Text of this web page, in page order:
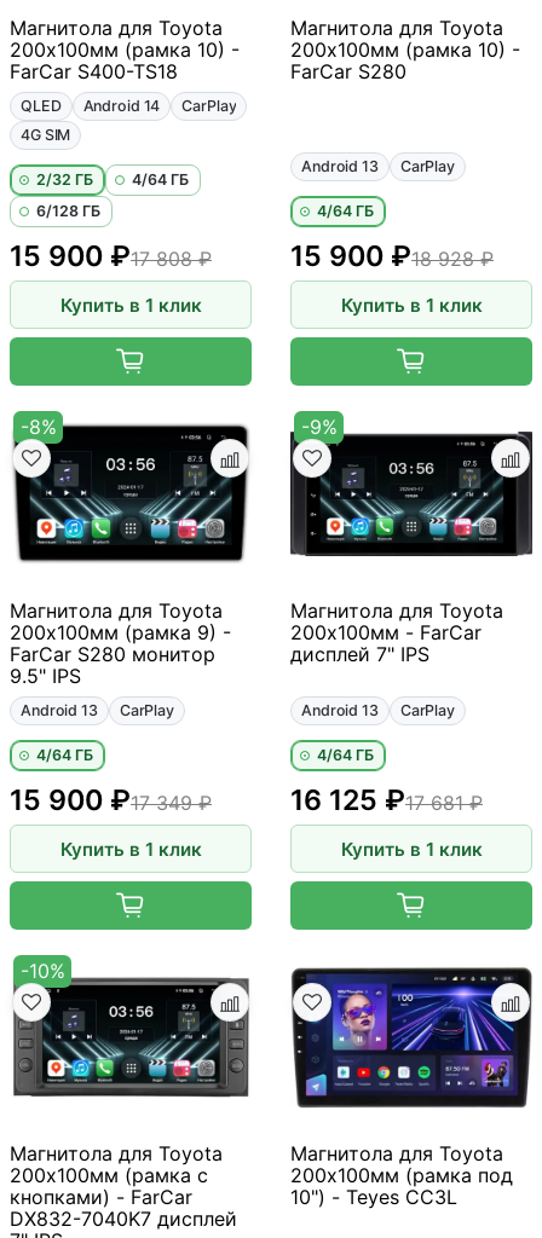
Магнитола для Toyota
200х100мм (рамка 10) -
FarCar S400-TS18
QLED Android 14
CarPlay
4G SIM
2/32 ГБ
4/64 ГБ
6/128 ГБ
15 900 ₽17 808 ₽
Купить в 1 клик
Магнитола для Toyota
200х100мм (рамка 10) -
FarCar S280
Android 13 CarPlay
4/64 ГБ
18 928 ₽
15 900 ₽
Купить в 1 клик
-8%
Магнитола для Toyota
200х100мм (рамка 9) -
FarCar S280 монитор
9.5" IPS
Android 13 CarPlay
4/64 ГБ
17 349 ₽
15 900 ₽
Купить в 1 клик
-9%
Магнитола для Toyota
200х100мм - FarCar
дисплей 7" IPS
Android 13 CarPlay
4/64 ГБ
17 681 ₽
16 125 ₽
Купить в 1 клик
-10%
Магнитола для Toyota
200х100мм (рамка с
кнопками) - FarCar
DX832-7040K7 дисплей
Магнитола для Toyota
200х100мм (рамка под
10") - Teyes CC3L